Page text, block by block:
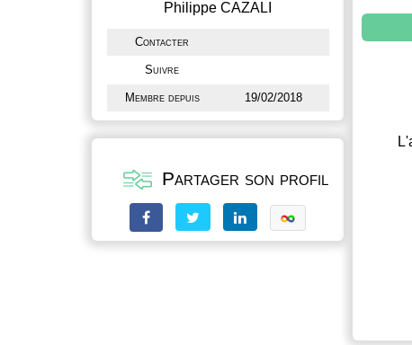
Philippe CAZALI
Contacter
Suivre
Membre depuis 19/02/2018
Partager son profil